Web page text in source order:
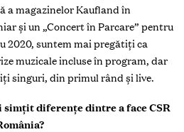
a magazinelor Kaufland în
și un „Concert în Parcare” pentru
2020, suntem mai pregătiți ca
muzicale incluse în program, dar
singuri, din primul rând și live.
simțit diferențe dintre a face CSR